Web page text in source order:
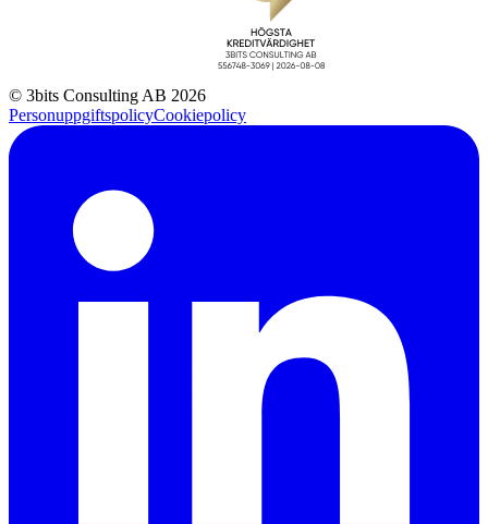
© 3bits Consulting AB 2026
PersonuppgiftspolicyCookiepolicy